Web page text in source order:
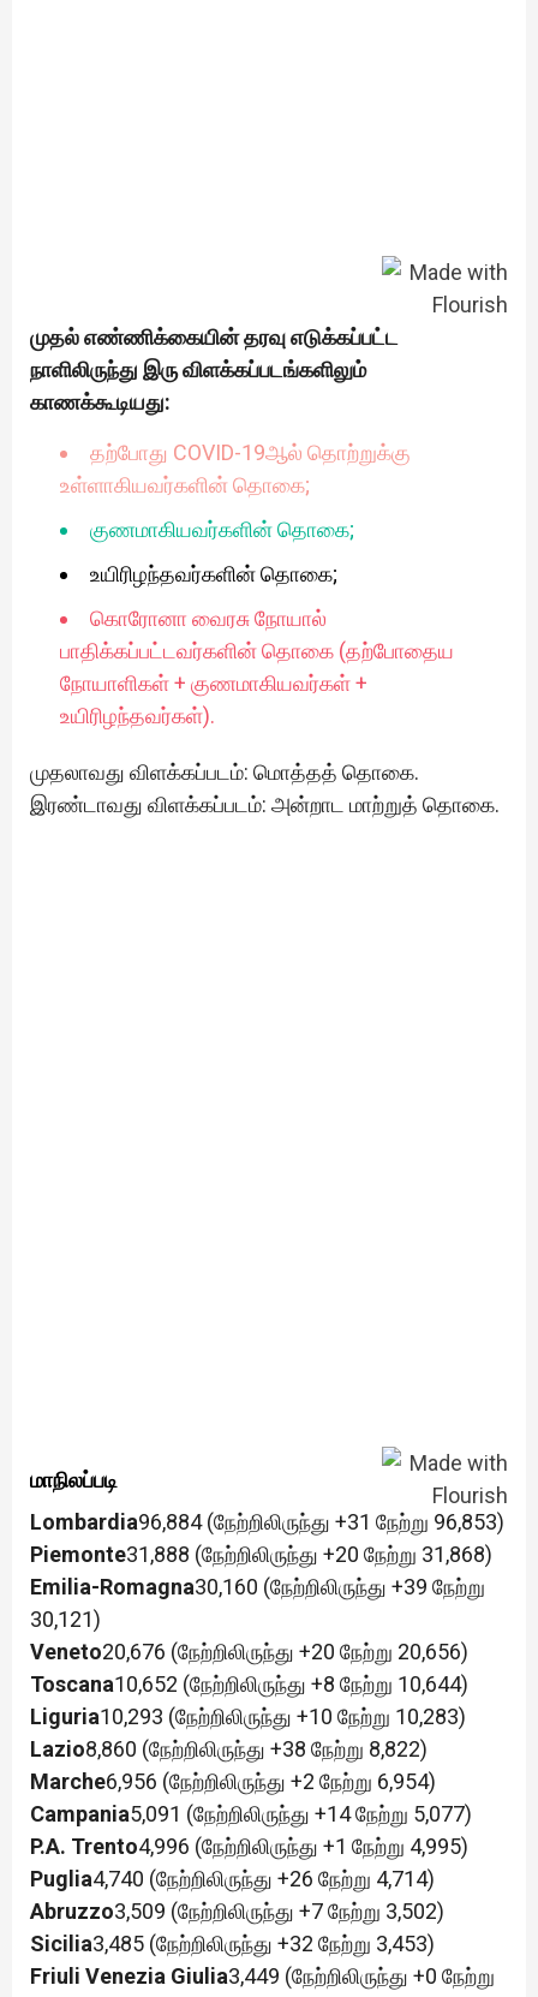
முதல் எண்ணிக்கையின் தரவு எடுக்கப்பட்ட
நாளிலிருந்து இரு விளக்கப்படங்களிலும்
காணக்கூடியது:
தற்போது COVID-19ஆல் தொற்றுக்கு
உள்ளாகியவர்களின் தொகை;
குணமாகியவர்களின் தொகை;
உயிரிழந்தவர்களின் தொகை;
கொரோனா வைரசு நோயால்
பாதிக்கப்பட்டவர்களின் தொகை (தற்போதைய
நோயாளிகள் + குணமாகியவர்கள் +
உயிரிழந்தவர்கள்).
முதலாவது விளக்கப்படம்: மொத்தத் தொகை.
இரண்டாவது விளக்கப்படம்: அன்றாட மாற்றுத் தொகை.
மாநிலப்படி
Lombardia96,884 (நேற்றிலிருந்து +31 நேற்று 96,853)
Piemonte31,888 (நேற்றிலிருந்து +20 நேற்று 31,868)
Emilia-Romagna30,160 (நேற்றிலிருந்து +39 நேற்று
30,121)
Veneto20,676 (நேற்றிலிருந்து +20 நேற்று 20,656)
Toscana10,652 (நேற்றிலிருந்து +8 நேற்று 10,644)
Liguria10,293 (நேற்றிலிருந்து +10 நேற்று 10,283)
Lazio8,860 (நேற்றிலிருந்து +38 நேற்று 8,822)
Marche6,956 (நேற்றிலிருந்து +2 நேற்று 6,954)
Campania5,091 (நேற்றிலிருந்து +14 நேற்று 5,077)
P.A. Trento4,996 (நேற்றிலிருந்து +1 நேற்று 4,995)
Puglia4,740 (நேற்றிலிருந்து +26 நேற்று 4,714)
Abruzzo3,509 (நேற்றிலிருந்து +7 நேற்று 3,502)
Sicilia3,485 (நேற்றிலிருந்து +32 நேற்று 3,453)
Friuli Venezia Giulia3,449 (நேற்றிலிருந்து +0 நேற்று